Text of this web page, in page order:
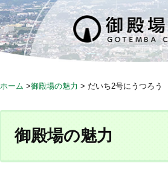
S
k
i
p
o
ホーム >御殿場の魅力 > だいち2号にうつろう
御殿場の魅力